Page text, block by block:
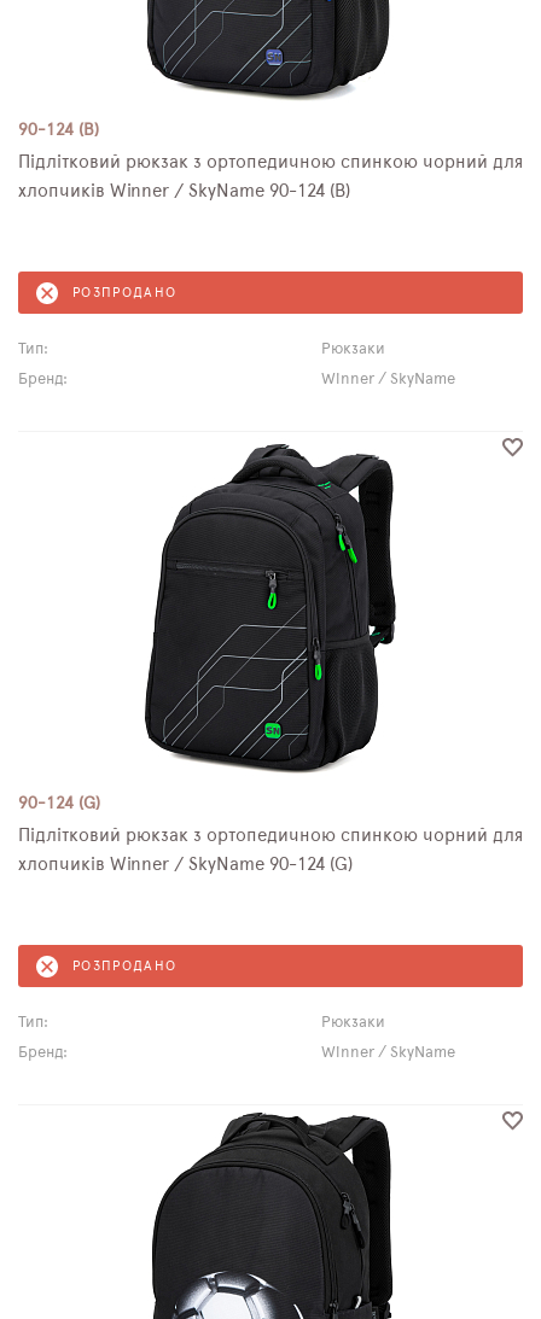
90-124 (B)
Підлітковий рюкзак з ортопедичною спинкою чорний для
хлопчиків Winner / SkyName 90-124 (B)
РОЗПРОДАНО
Тип:
Рюкзаки
Бренд:
Winner / SkyName
90-124 (G)
Підлітковий рюкзак з ортопедичною спинкою чорний для
хлопчиків Winner / SkyName 90-124 (G)
РОЗПРОДАНО
Тип:
Рюкзаки
Бренд:
Winner / SkyName